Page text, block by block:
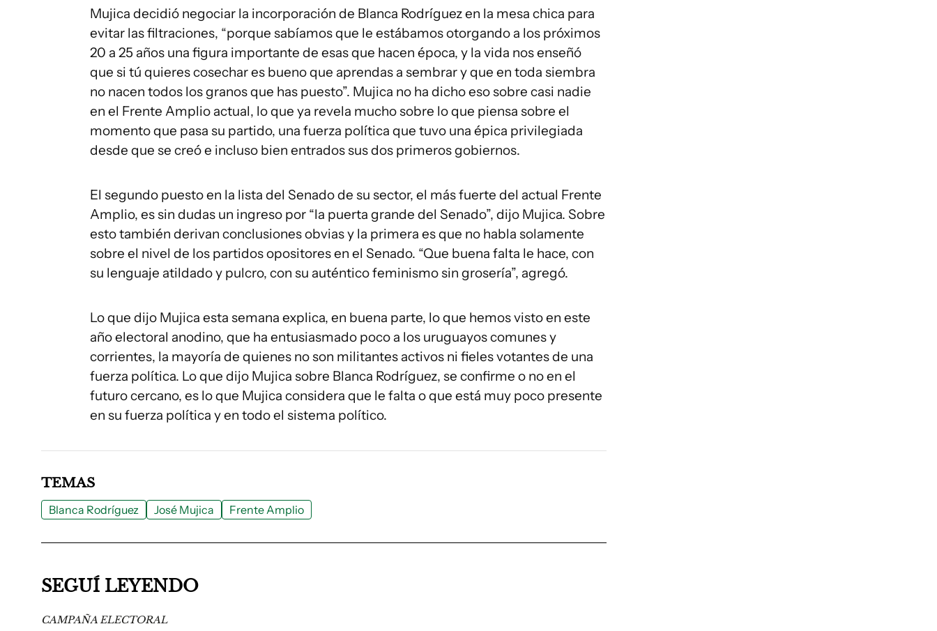
Mujica decidió negociar la incorporación de Blanca Rodríguez en la mesa chica para
evitar las filtraciones, “porque sabíamos que le estábamos otorgando a los próximos
20 a 25 años una figura importante de esas que hacen época, y la vida nos enseñó
que si tú quieres cosechar es bueno que aprendas a sembrar y que en toda siembra
no nacen todos los granos que has puesto”. Mujica no ha dicho eso sobre casi nadie
en el Frente Amplio actual, lo que ya revela mucho sobre lo que piensa sobre el
momento que pasa su partido, una fuerza política que tuvo una épica privilegiada
desde que se creó e incluso bien entrados sus dos primeros gobiernos.
El segundo puesto en la lista del Senado de su sector, el más fuerte del actual Frente
Amplio, es sin dudas un ingreso por “la puerta grande del Senado”, dijo Mujica. Sobre
esto también derivan conclusiones obvias y la primera es que no habla solamente
sobre el nivel de los partidos opositores en el Senado. “Que buena falta le hace, con
su lenguaje atildado y pulcro, con su auténtico feminismo sin grosería”, agregó.
Lo que dijo Mujica esta semana explica, en buena parte, lo que hemos visto en este
año electoral anodino, que ha entusiasmado poco a los uruguayos comunes y
corrientes, la mayoría de quienes no son militantes activos ni fieles votantes de una
fuerza política. Lo que dijo Mujica sobre Blanca Rodríguez, se confirme o no en el
futuro cercano, es lo que Mujica considera que le falta o que está muy poco presente
en su fuerza política y en todo el sistema político.
TEMAS
Blanca Rodríguez José Mujica Frente Amplio
SEGUÍ LEYENDO
CAMPAÑA ELECTORAL